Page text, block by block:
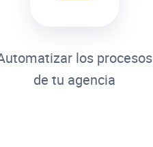
los procesos
de tu agencia